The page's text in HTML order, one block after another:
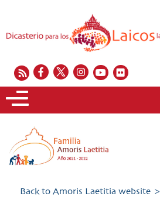
Back to Amoris Laetitia website >